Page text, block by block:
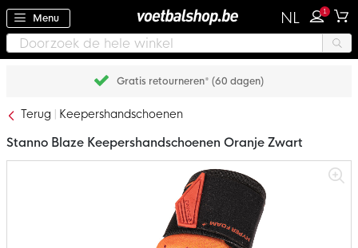
Menu NL 1
Gratis retourneren* (60 dagen)
Terug Keepershandschoenen
Stanno Blaze Keepershandschoenen Oranje Zwart